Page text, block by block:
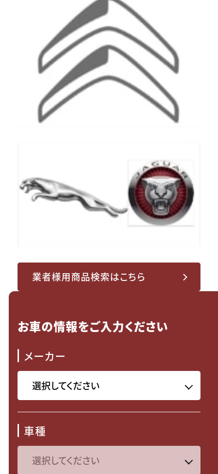
業者様用商品検索はこちら
お車の情報をご入力ください
メーカー
車種